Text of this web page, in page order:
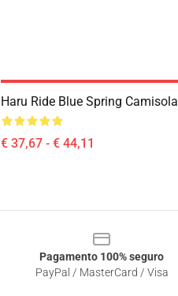
Haru Ride Blue Spring Camisola
€ 37,67 - € 44,11
Pagamento 100% seguro
PayPal / MasterCard / Visa